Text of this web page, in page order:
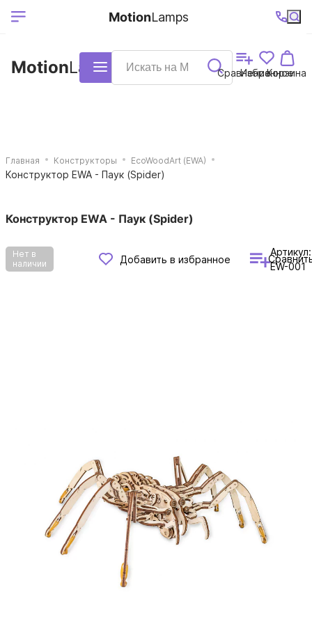
Ваш регион
Выберите ваш
+7 (495)740-
38-68
График
работы
MotionLamps Каталог Сравнение
Избранное
Корзина
MotionLamps
Главная Конструкторы EcoWoodArt (EWA)
Конструктор EWA - Паук (Spider)
Конструктор EWA - Паук (Spider)
Нет в
наличии
Добавить в избранное
Артикул:
EW-001